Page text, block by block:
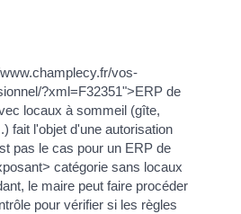
vos-
?xml=F32351">ERP de
locaux à sommeil (gîte,
fait l'objet d'une autorisation
pas le cas pour un ERP de
catégorie sans locaux
le maire peut faire procéder
pour vérifier si les règles